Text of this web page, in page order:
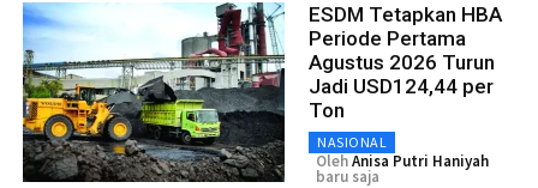
ESDM Tetapkan HBA
Periode Pertama
Agustus 2026 Turun
Jadi USD124,44 per
Ton
NASIONAL
OlehAnisa Putri Haniyah
baru saja